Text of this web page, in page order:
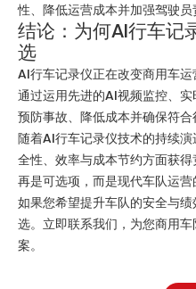
性、降低运营成本并加强驾驶员
结论：为何AI行车记
选
AI行车记录仪正在改变商用车运
通过运用先进的AI视频监控、
预防事故、降低成本并确保符合
随着AI行车记录仪技术的持续
全性、效率与成本节约方面获
再是可选项，而是现代车队运营
如果您希望提升车队的安全与
选。立即联系我们，为您商用
案。